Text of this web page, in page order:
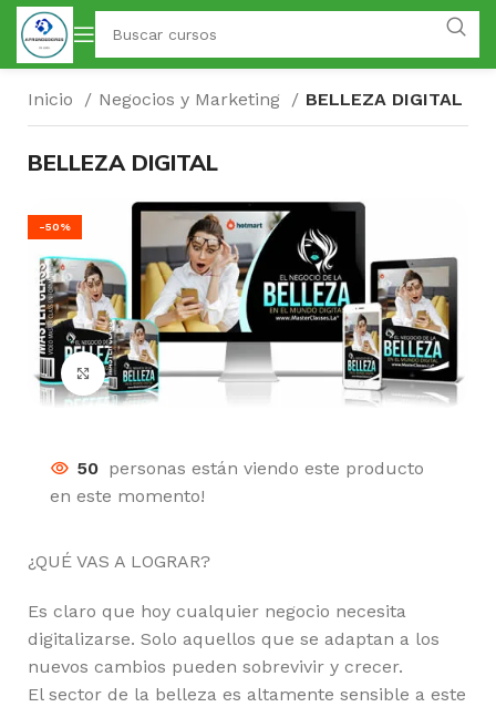
Inicio Negocios y Marketing BELLEZA DIGITAL
BELLEZA DIGITAL
-50%
Click para agrandar
50 personas están viendo este producto
en este momento!
¿QUÉ VAS A LOGRAR?
Es claro que hoy cualquier negocio necesita
digitalizarse. Solo aquellos que se adaptan a los
nuevos cambios pueden sobrevivir y crecer.
El sector de la belleza es altamente sensible a este